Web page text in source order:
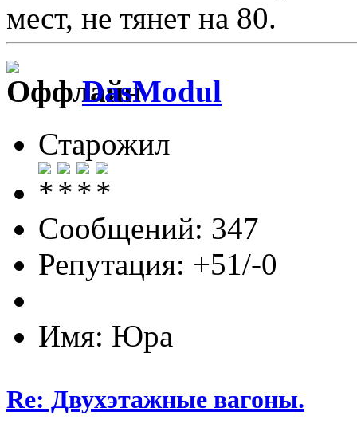
мест, не тянет на 80.
DasModul
Старожил
Сообщений: 347
Репутация: +51/-0
Имя: Юра
Re: Двухэтажные вагоны.